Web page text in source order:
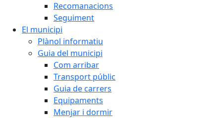
Recomanacions
Seguiment
El municipi
Plànol informatiu
Guia del municipi
Com arribar
Transport públic
Guia de carrers
Equipaments
Menjar i dormir